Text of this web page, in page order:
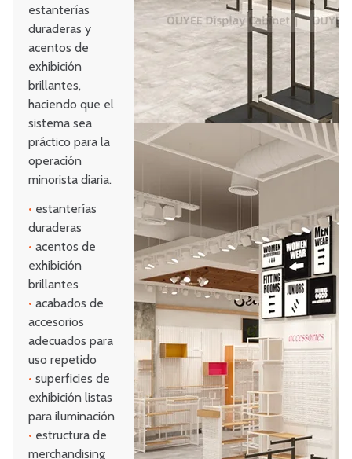
estanterías
duraderas y
acentos de
exhibición
brillantes,
haciendo que el
sistema sea
práctico para la
operación
minorista diaria.
• estanterías
duraderas
• acentos de
exhibición
brillantes
• acabados de
accesorios
adecuados para
uso repetido
• superficies de
exhibición listas
para iluminación
• estructura de
merchandising